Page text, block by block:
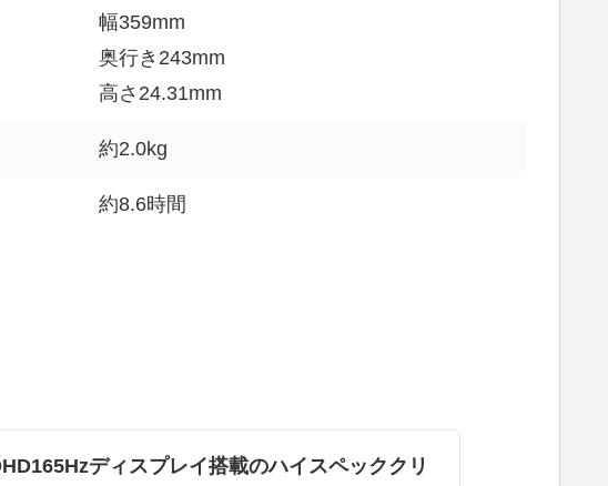
幅359mm
奥行き243mm
高さ24.31mm
約2.0kg
約8.6時間
ディスプレイ搭載のハイスペッククリ